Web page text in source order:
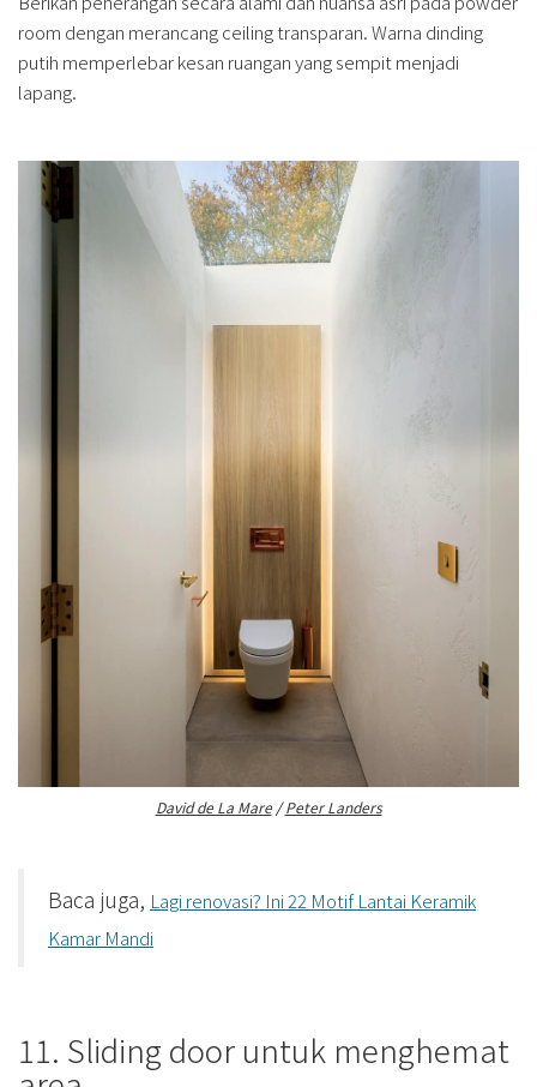
room dengan merancang ceiling transparan. Warna dinding
putih memperlebar kesan ruangan yang sempit menjadi
lapang.
David de La Mare/Peter Landers
Baca juga, Lagi renovasi? Ini 22 Motif Lantai Keramik
Kamar Mandi
11. Sliding door untuk menghemat